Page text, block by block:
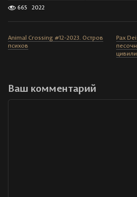
665 2022
Animal Crossing #12-2023. Остров
психов
Pax
Ваш комментарий